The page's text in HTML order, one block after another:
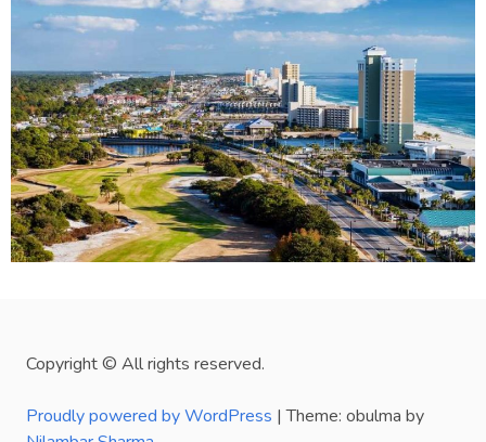
Copyright © All rights reserved.
Proudly powered by WordPress |Theme: obulma by